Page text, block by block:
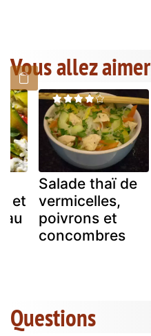
Vous allez aimer
et
au
Salade thaï de
vermicelles,
poivrons et
concombres
Questions